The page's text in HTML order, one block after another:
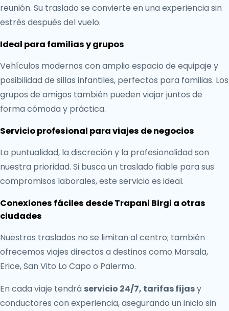
reunión. Su traslado se convierte en una experiencia sin
estrés después del vuelo.
Ideal para familias y grupos
Vehículos modernos con amplio espacio de equipaje y
posibilidad de sillas infantiles, perfectos para familias. Los
grupos de amigos también pueden viajar juntos de
forma cómoda y práctica.
Servicio profesional para viajes de negocios
La puntualidad, la discreción y la profesionalidad son
nuestra prioridad. Si busca un traslado fiable para sus
compromisos laborales, este servicio es ideal.
Conexiones fáciles desde Trapani Birgi a otras
ciudades
Nuestros traslados no se limitan al centro; también
ofrecemos viajes directos a destinos como Marsala,
Erice, San Vito Lo Capo o Palermo.
En cada viaje tendrá servicio 24/7, tarifas fijasy
conductores con experiencia, asegurando un inicio sin